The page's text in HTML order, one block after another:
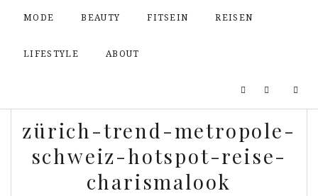
MODE BEAUTY FITSEIN REISEN
LIFESTYLE ABOUT
zürich-trend-metropole-
schweiz-hotspot-reise-
charismalook